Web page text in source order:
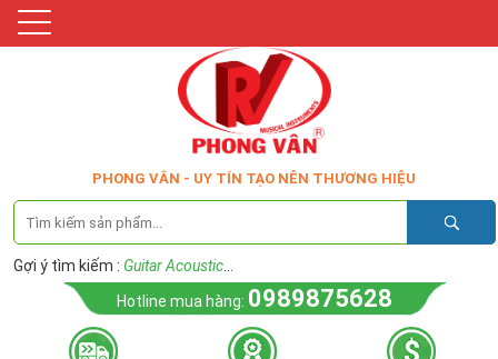
PHONG VÂN - UY TÍN TẠO NÊN THƯƠNG HIỆU
Gợi ý tìm kiếm : Guitar Acoustic
Hotline mua hàng: 0989875628